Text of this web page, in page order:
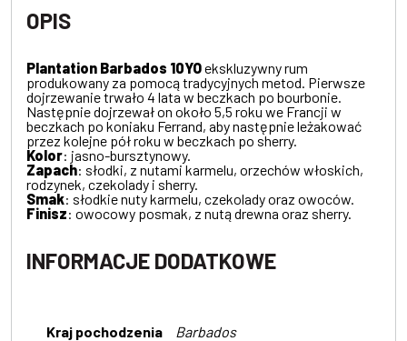
OPIS
Plantation Barbados 10YOekskluzywny rum
produkowany za pomocą tradycyjnych metod. Pierwsze
dojrzewanie trwało 4 lata w beczkach po bourbonie.
Następnie dojrzewał on około 5,5 roku we Francji w
beczkach po koniaku Ferrand, aby następnie leżakować
przez kolejne pół roku w beczkach po sherry.
Kolor: jasno-bursztynowy.
Zapach: słodki, z nutami karmelu, orzechów włoskich,
rodzynek, czekolady i sherry.
Smak: słodkie nuty karmelu, czekolady oraz owoców.
Finisz: owocowy posmak, z nutą drewna oraz sherry.
INFORMACJE DODATKOWE
Kraj pochodzenia Barbados